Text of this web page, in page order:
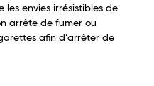
envies irrésistibles de
arrête de fumer ou
afin d’arrêter de